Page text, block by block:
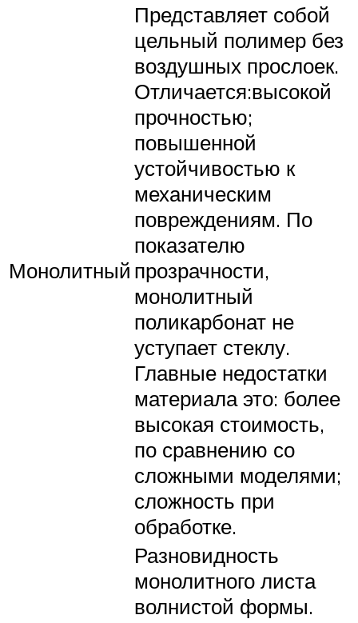
Монолитный
Представляет собой
цельный полимер без
воздушных прослоек.
Отличается:высокой
прочностью;
повышенной
устойчивостью к
механическим
повреждениям. По
показателю
прозрачности,
монолитный
поликарбонат не
уступает стеклу.
Главные недостатки
материала это: более
высокая стоимость,
по сравнению со
сложными моделями;
сложность при
обработке.
Разновидность
монолитного листа
волнистой формы.